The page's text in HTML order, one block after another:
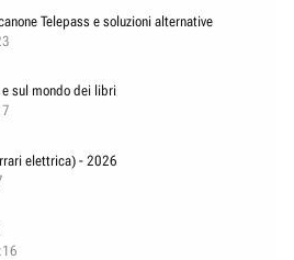
Telepass e soluzioni alternative
sul mondo dei libri
elettrica) - 2026